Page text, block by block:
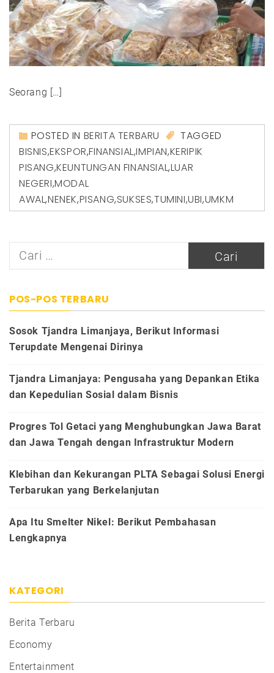
Seorang […]
POSTED IN BERITA TERBARU
TAGGED
BISNIS,EKSPOR,FINANSIAL,IMPIAN,KERIPIK
PISANG,KEUNTUNGAN FINANSIAL,LUAR
NEGERI,MODAL
AWAL,NENEK,PISANG,SUKSES,TUMINI,UBI,UMKM
Cari
POS-POS TERBARU
Sosok Tjandra Limanjaya, Berikut Informasi
Terupdate Mengenai Dirinya
Tjandra Limanjaya: Pengusaha yang Depankan Etika
dan Kepedulian Sosial dalam Bisnis
Progres Tol Getaci yang Menghubungkan Jawa Barat
dan Jawa Tengah dengan Infrastruktur Modern
Klebihan dan Kekurangan PLTA Sebagai Solusi Energi
Terbarukan yang Berkelanjutan
Apa Itu Smelter Nikel: Berikut Pembahasan
Lengkapnya
KATEGORI
Berita Terbaru
Economy
Entertainment